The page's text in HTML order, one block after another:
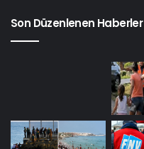
Son Düzenlenen Haberler